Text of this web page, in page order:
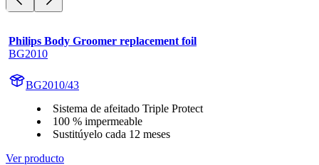
Philips Body Groomer replacement foil
BG2010
BG2010/43
Sistema de afeitado Triple Protect
100 % impermeable
Sustitúyelo cada 12 meses
Ver producto